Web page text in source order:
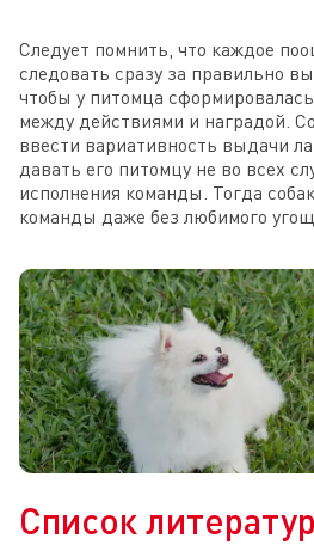
Следует помнить, что каждое
следовать сразу за правильно
чтобы у питомца
между действиями и наградой.
ввести вариативность выдачи
давать его питомцу не во всех
исполнения команды. Тогда
команды даже без любимого
Список